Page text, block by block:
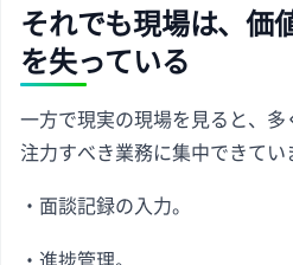
それでも現場は、価
を失っている
一方で現実の現場を見ると、
注力すべき業務に集中できてい
・面談記録の入力。
・進捗管理。